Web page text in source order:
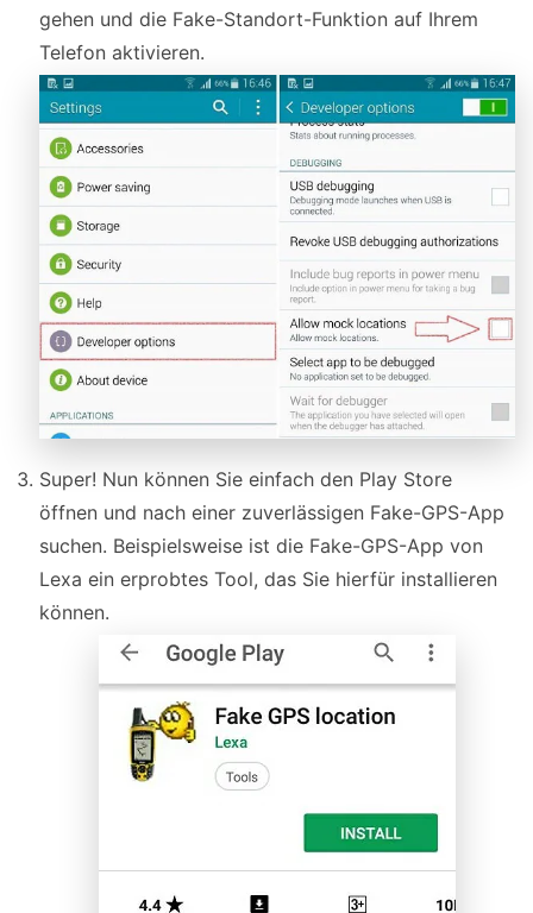
gehen und die Fake-Standort-Funktion auf Ihrem
Telefon aktivieren.
Super! Nun können Sie einfach den Play Store
öffnen und nach einer zuverlässigen Fake-GPS-App
suchen. Beispielsweise ist die Fake-GPS-App von
Lexa ein erprobtes Tool, das Sie hierfür installieren
können.